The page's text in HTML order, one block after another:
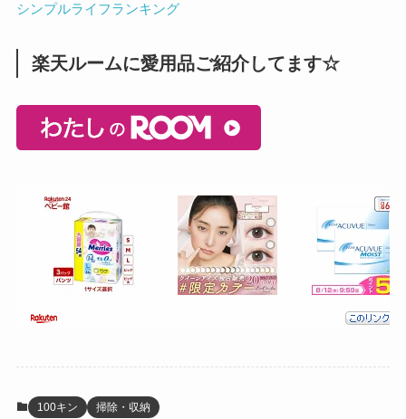
シンプルライフランキング
楽天ルームに愛用品ご紹介してます☆
100キン 掃除・収納